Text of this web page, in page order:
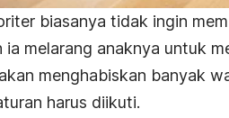
biasanya tidak ingin
ia melarang anaknya untuk
menghabiskan banyak
harus diikuti.